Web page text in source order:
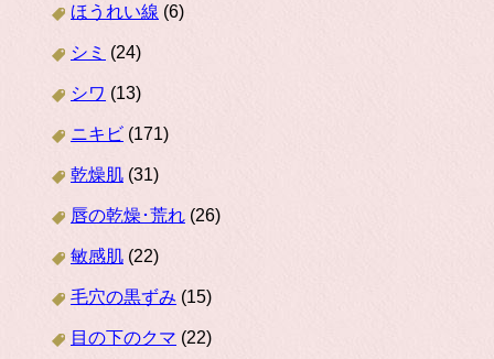
ほうれい線 (6)
シミ (24)
シワ (13)
ニキビ (171)
乾燥肌 (31)
唇の乾燥･荒れ (26)
敏感肌 (22)
毛穴の黒ずみ (15)
目の下のクマ (22)